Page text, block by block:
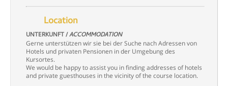
Location
UNTERKUNFT /ACCOMMODATION
Gerne unterstützen wir sie bei der Suche nach Adressen von
Hotels und privaten Pensionen in der Umgebung des
Kursortes.
We would be happy to assist you in finding addresses of hotels
and private guesthouses in the vicinity of the course location.